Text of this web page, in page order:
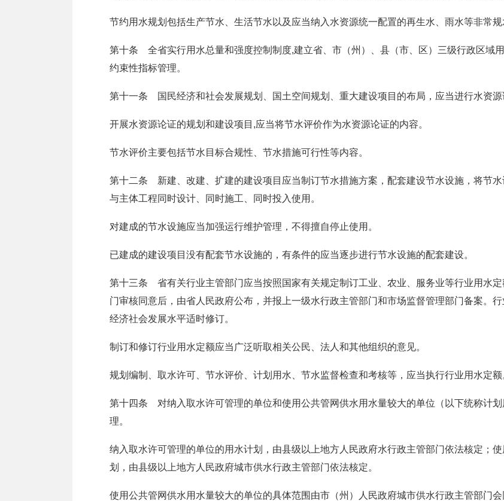
节约用水规划包括生产节水、生活节水以及应当纳入水资源统一配置的再生水、雨水等非常规
第十条 全省实行用水总量和强度控制制度,建立省、市（州）、县（市、区）三级行政区域
约束性指标管理。
第十一条 国民经济和社会发展规划、国土空间规划、重大建设项目的布局，应当进行水资源
开展水资源论证的规划和建设项目,应当将节水评价作为水资源论证的内容。
节水评价主要包括节水目标合规性、节水措施可行性等内容。
第十二条 新建、改建、扩建的建设项目应当制订节水措施方案，配套建设节水设施，将节
与主体工程同时设计、同时施工、同时投入使用。
对建成的节水设施应当加强运行维护管理，不得擅自停止使用。
已建成的建设项目没有配套节水设施的，有条件的应当逐步进行节水设施的配套建设。
第十三条 省有关行业主管部门应当按照国家有关规定制订工业、农业、服务业等行业用水
门审核同意后，由省人民政府公布，并报上一级水行政主管部门和市场监督管理部门备案。
经济社会发展水平适时修订。
制订和修订行业用水定额应当广泛听取相关公民、法人和其他组织的意见。
规划编制、取水许可、节水评价、计划用水、节水监督检查和考核等，应当执行行业用水定额
第十四条 对纳入取水许可管理的单位和使用公共管网供水用水量较大的单位（以下统称计
理。
纳入取水许可管理的单位的用水计划，由县级以上地方人民政府水行政主管部门依法核定；
划，由县级以上地方人民政府城市供水行政主管部门依法核定。
使用公共管网供水用水量较大的单位的具体范围由市（州）人民政府城市供水行政主管部门